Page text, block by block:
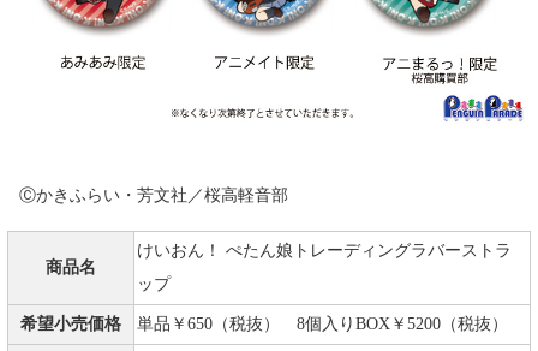
Ⓒかきふらい・芳文社／桜高軽音部
商品名
けいおん！ ぺたん娘トレーディングラバーストラ
ップ
希望小売価格 単品￥650（税抜） 8個入りBOX￥5200（税抜）